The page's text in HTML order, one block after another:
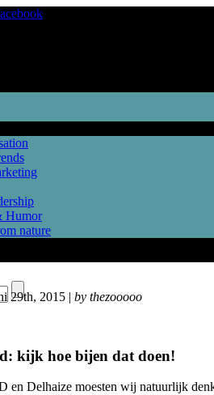
Humor
nature
29th, 2015 | by thezooooo
kijk hoe bijen dat doen!
Delhaize moesten wij natuurlijk